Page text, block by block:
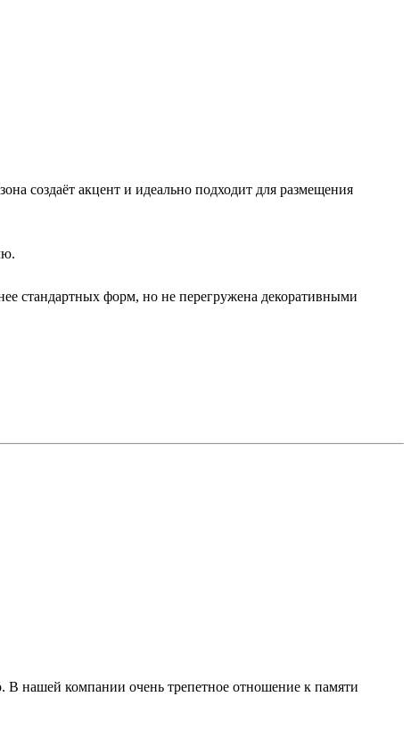
создаёт акцент и идеально подходит для размещения
стандартных форм, но не перегружена декоративными
нашей компании очень трепетное отношение к памяти